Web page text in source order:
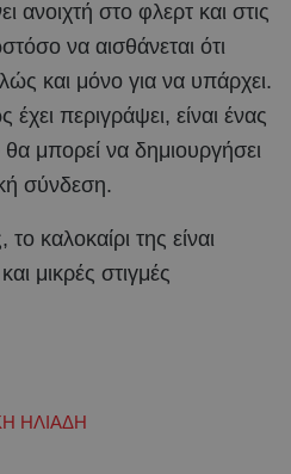
ανοιχτή στο φλερτ και στις
να αισθάνεται ότι
και μόνο για να υπάρχει.
περιγράψει, είναι ένας
μπορεί να δημιουργήσει
σύνδεση.
καλοκαίρι της είναι
μικρές στιγμές
ΗΛΙΑΔΗ